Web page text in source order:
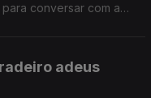
conversar com a
adeus